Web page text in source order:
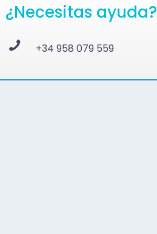
¿Necesitas ayuda?
+34 958 079 559